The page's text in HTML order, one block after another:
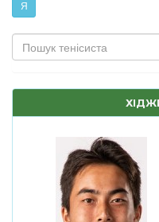
Я